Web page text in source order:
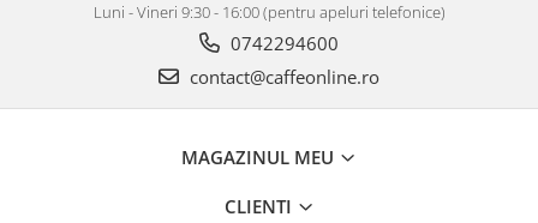
Luni - Vineri 9:30 - 16:00 (pentru apeluri telefonice)
0742294600
contact@caffeonline.ro
MAGAZINUL MEU
CLIENTI